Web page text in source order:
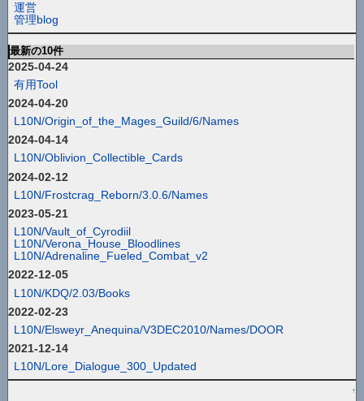
運営
管理blog
最新の10件
2025-04-24
有用Tool
2024-04-20
L10N/Origin_of_the_Mages_Guild/6/Names
2024-04-14
L10N/Oblivion_Collectible_Cards
2024-02-12
L10N/Frostcrag_Reborn/3.0.6/Names
2023-05-21
L10N/Vault_of_Cyrodiil
L10N/Verona_House_Bloodlines
L10N/Adrenaline_Fueled_Combat_v2
2022-12-05
L10N/KDQ/2.03/Books
2022-02-23
L10N/Elsweyr_Anequina/V3DEC2010/Names/DOOR
2021-12-14
L10N/Lore_Dialogue_300_Updated
↑